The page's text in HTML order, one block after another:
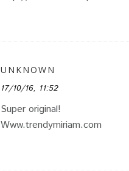
UNKNOWN
17/10/16, 11:52
Super original!
Www.trendymiriam.com